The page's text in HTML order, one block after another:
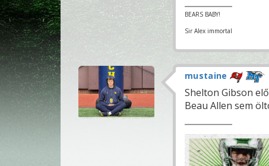
BEARS BABY!
Sir Alex immortal
mustaine
Shelton Gibson
Beau Allen sem